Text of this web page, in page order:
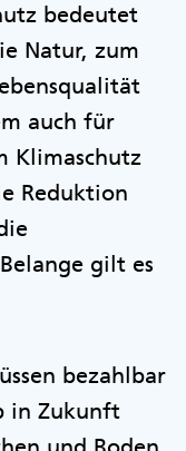
bedeutet
Natur, zum
auch für
Klimaschutz
Reduktion
gilt es
bezahlbar
in Zukunft